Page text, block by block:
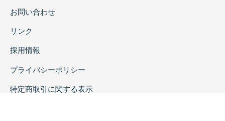
お問い合わせ
リンク
採用情報
プライバシーポリシー
特定商取引に関する表示